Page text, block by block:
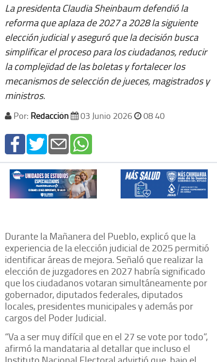
La presidenta Claudia Sheinbaum defendió la
reforma que aplaza de 2027 a 2028 la siguiente
elección judicial y aseguró que la decisión busca
simplificar el proceso para los ciudadanos, reducir
la complejidad de las boletas y fortalecer los
mecanismos de selección de jueces, magistrados y
ministros.
Por: Redacción 03 Junio 2026 08 40
Durante la Mañanera del Pueblo, explicó que la
experiencia de la elección judicial de 2025 permitió
identificar áreas de mejora. Señaló que realizar la
elección de juzgadores en 2027 habría significado
que los ciudadanos votaran simultáneamente por
gobernador, diputados federales, diputados
locales, presidentes municipales y además por
cargos del Poder Judicial.
“Va a ser muy difícil que en el 27 se vote por todo”,
afirmó la mandataria al detallar que incluso el